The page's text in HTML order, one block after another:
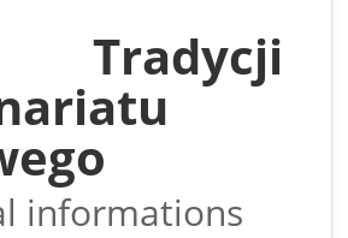
Tradycji
informations